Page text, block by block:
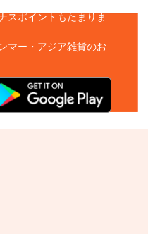
スポイントもたまりま
マー・アジア雑貨のお